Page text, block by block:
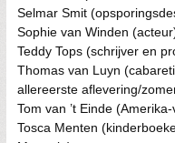
Selmar Smit
Sophie van Winden
Teddy Tops (schrijver en
Thomas van Luyn
allereerste aflevering/
Tom van ’t Einde
Tosca Menten